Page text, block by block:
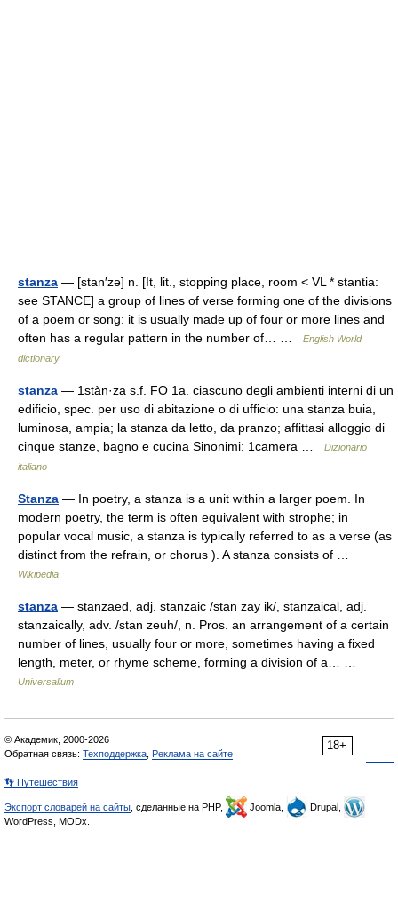
stanza — [stan′zə] n. [It, lit., stopping place, room < VL * stantia:
see STANCE] a group of lines of verse forming one of the divisions
of a poem or song: it is usually made up of four or more lines and
often has a regular pattern in the number of… …
English World
dictionary
stanza — 1stàn·za s.f. FO 1a. ciascuno degli ambienti interni di un
edificio, spec. per uso di abitazione o di ufficio: una stanza buia,
luminosa, ampia; la stanza da letto, da pranzo; affittasi alloggio di
cinque stanze, bagno e cucina Sinonimi: 1camera …
Dizionario
italiano
Stanza — In poetry, a stanza is a unit within a larger poem. In
modern poetry, the term is often equivalent with strophe; in
popular vocal music, a stanza is typically referred to as a verse (as
distinct from the refrain, or chorus ). A stanza consists of …
Wikipedia
stanza — stanzaed, adj. stanzaic /stan zay ik/, stanzaical, adj.
stanzaically, adv. /stan zeuh/, n. Pros. an arrangement of a certain
number of lines, usually four or more, sometimes having a fixed
length, meter, or rhyme scheme, forming a division of a… …
Universalium
18+
© Академик, 2000-2026
Обратная связь: Техподдержка Реклама на сайте
👣 Путешествия
Экспорт словарей на сайты , сделанные на PHP, Joomla,
Drupal,
WordPress, MODx.